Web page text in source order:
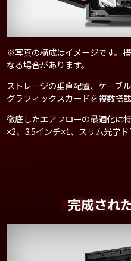
※写真の構成はイメージです。
なる場合があります。
ストレージの垂直配置、ケーブ
グラフィックスカードを複数搭
徹底したエアフローの最適化に
×2、3.5インチ×1、スリム光学ド
完成され